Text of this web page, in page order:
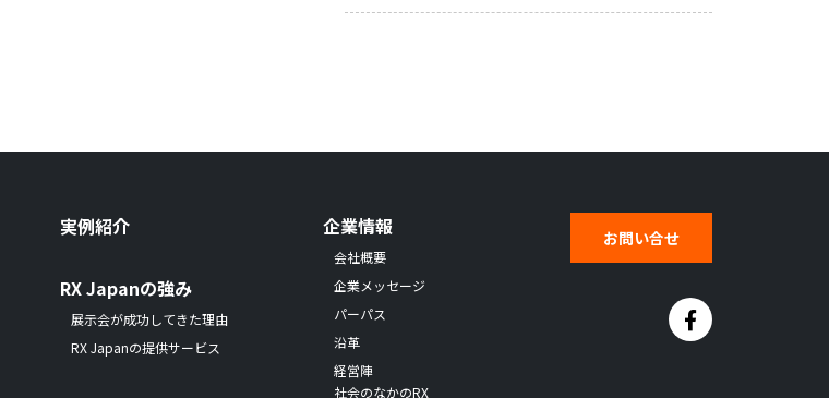
実例紹介
RX Japanの強み
展示会が成功してきた理由
RX Japanの提供サービス
企業情報
会社概要
企業メッセージ
パーパス
沿革
経営陣
社会のなかのRX
お問い合せ